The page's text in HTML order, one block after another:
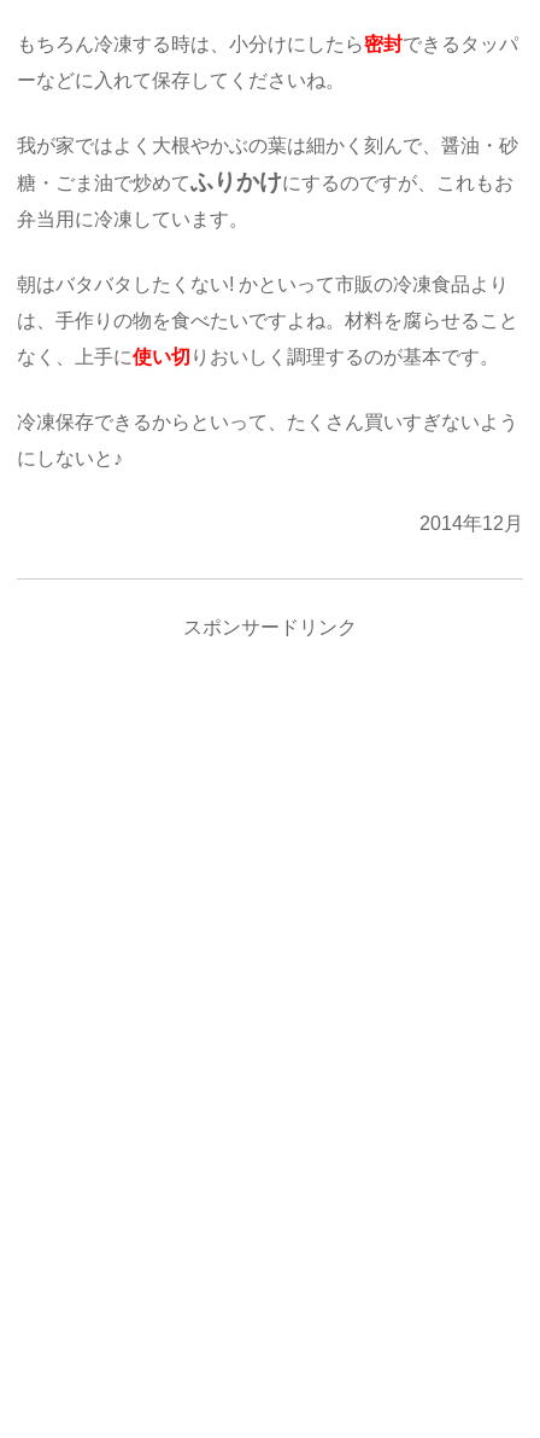
もちろん冷凍する時は、小分けにしたら密封できるタッパ
ーなどに入れて保存してくださいね。
我が家ではよく大根やかぶの葉は細かく刻んで、醤油・砂
糖・ごま油で炒めてふりかけにするのですが、これもお
弁当用に冷凍しています。
朝はバタバタしたくない! かといって市販の冷凍食品より
は、手作りの物を食べたいですよね。材料を腐らせること
なく、上手に使い切 りおいしく調理するのが基本です。
冷凍保存できるからといって、たくさん買いすぎないよう
にしないと♪
2014年12月
スポンサードリンク